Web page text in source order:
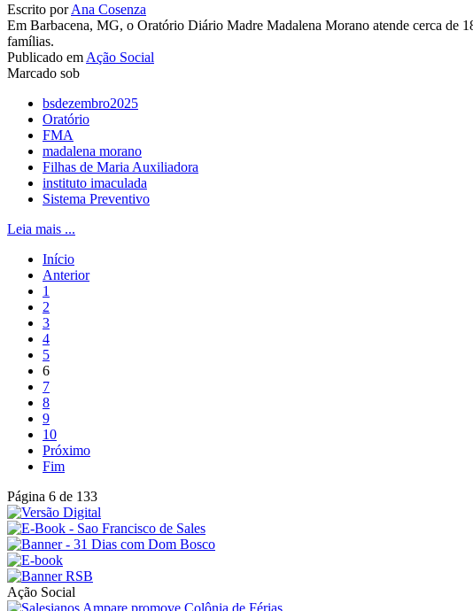
Escrito porAna Cosenza
Em Barbacena, MG, o Oratório Diário Madre Madalena Morano atende cerca de
famílias.
Publicado em Ação Social
Marcado sob
bsdezembro2025
Oratório
FMA
madalena morano
Filhas de Maria Auxiliadora
instituto imaculada
Sistema Preventivo
Leia mais ...
Início
Anterior
1
2
3
4
5
6
7
8
9
10
Próximo
Fim
Página 6 de 133
Ação Social